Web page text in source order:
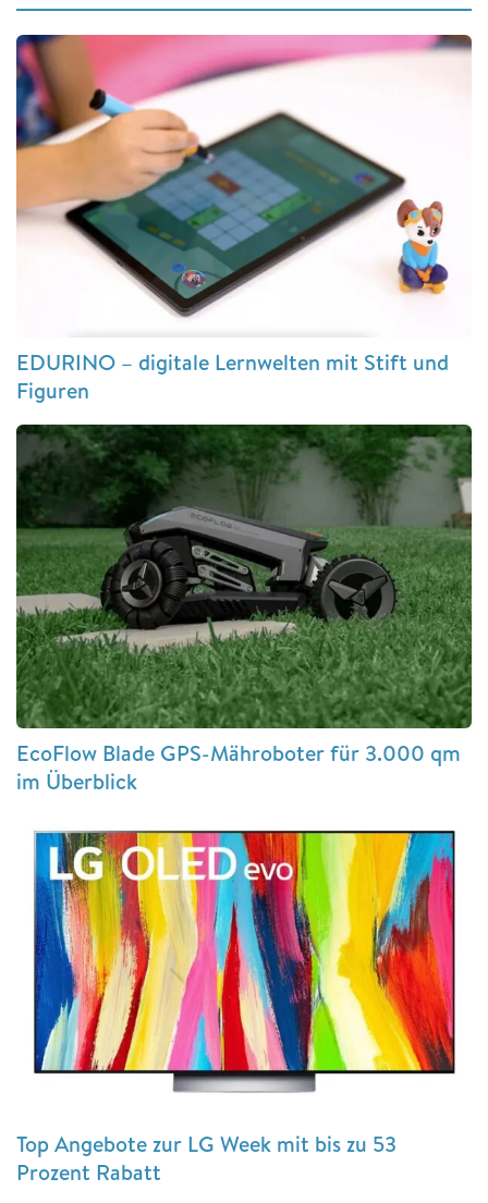
EDURINO – digitale Lernwelten mit Stift und
Figuren
EcoFlow Blade GPS-Mähroboter für 3.000 qm
im Überblick
Top Angebote zur LG Week mit bis zu 53
Prozent Rabatt